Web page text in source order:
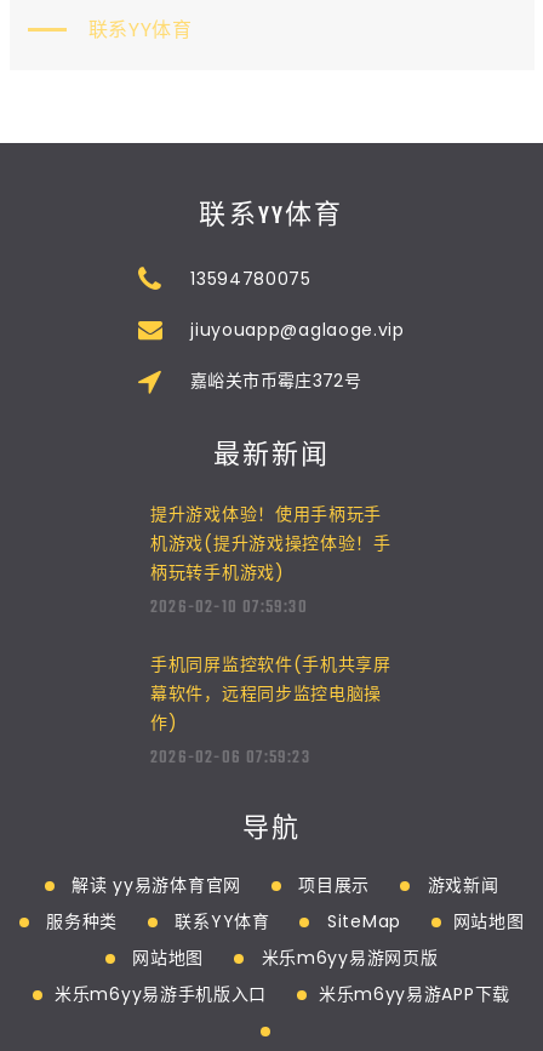
联系YY体育
联系YY体育
13594780075
jiuyouapp@aglaoge.vip
嘉峪关市币霉庄372号
最新新闻
提升游戏体验！使用手柄玩手
机游戏(提升游戏操控体验！手
柄玩转手机游戏)
2026-02-10 07:59:30
手机同屏监控软件(手机共享屏
幕软件，远程同步监控电脑操
作)
2026-02-06 07:59:23
导航
解读 yy易游体育官网 项目展示
游戏新闻
服务种类
联系YY体育 SiteMap
网站地图
网站地图
米乐m6yy易游网页版
米乐m6yy易游手机版入口
米乐m6yy易游APP下载